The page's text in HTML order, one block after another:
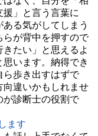
」と言う言葉に
る気がしてしまう
らが背中を押すので
たい」と思えるよ
います。納得でき
ら歩き出すはずで
向違いかもしれませ
が診断士の役割で
ます